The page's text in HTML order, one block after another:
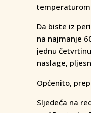
Da biste iz
na najmanje
jednu
naslage,
Općenito,
Sljedeća na